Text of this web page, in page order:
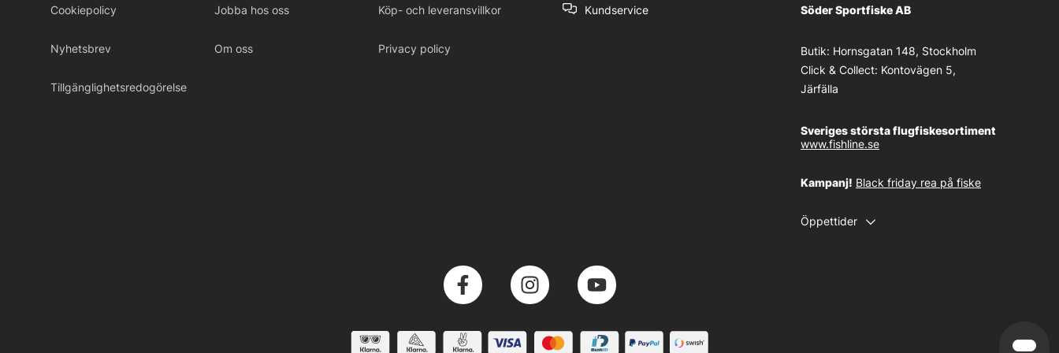
Cookiepolicy Jobba hos oss Köp- och leveransvillkor
Nyhetsbrev Om oss Privacy policy
Tillgänglighetsredogörelse
Kundservice Söder Sportfiske AB
Butik: Hornsgatan 148, Stockholm
Click & Collect: Kontovägen 5,
Järfälla
Sveriges största flugfiskesortiment
www.fishline.se
Kampanj! Black friday rea på fiske
Öppettider